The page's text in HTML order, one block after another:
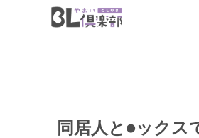
同居人と●ックス